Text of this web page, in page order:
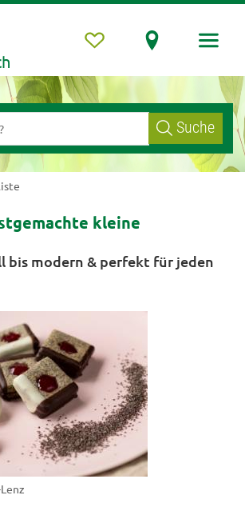
Suche
kleine
bis modern & perfekt für jeden